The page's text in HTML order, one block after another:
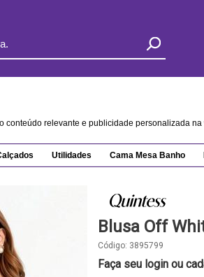
relevante e publicidade personalizada
Utilidades Cama Mesa Banho
Blusa Off
Código: 3895799
Faça seu login ou